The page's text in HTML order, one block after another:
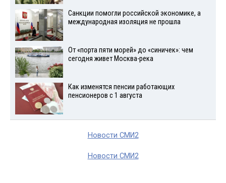
Санкции помогли российской экономике, а
международная изоляция не прошла
От «порта пяти морей» до «синичек»: чем
сегодня живет Москва-река
Как изменятся пенсии работающих
пенсионеров с 1 августа
Новости СМИ2
Новости СМИ2